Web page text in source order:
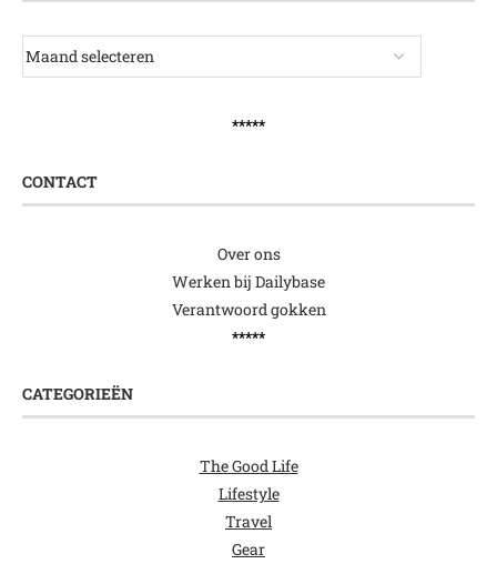
*****
CONTACT
Over ons
Werken bij Dailybase
Verantwoord gokken
*****
CATEGORIEËN
The Good Life
Lifestyle
Travel
Gear